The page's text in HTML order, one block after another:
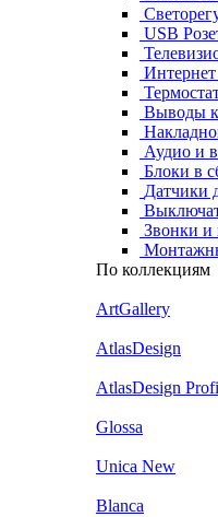
USB
Выводы
Аудио и
Блоки в
Датчики
Звонки и
По коллекциям
ArtGallery
AtlasDesign
AtlasDesign
Glossa
Unica New
Blanca